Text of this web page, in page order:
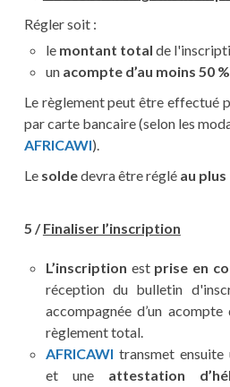
Régler soit :
le montant total de
un acompte d’au moins 50
Le règlement peut être effectué
par carte bancaire (selon les
AFRICAWI).
Le soldedevra être réglé au
5 / Finaliser l’inscription
L’inscription est prise en
réception du bulletin
accompagnée d’un
règlement total.
AFRICAWI transmet ensuite
et une attestation